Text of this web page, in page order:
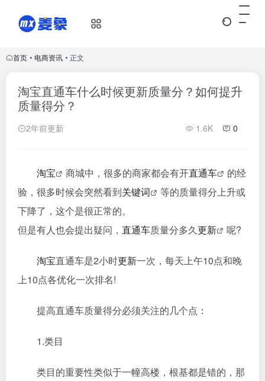
首页 • 电商资讯 • 正文
淘宝直通车什么时候更新质量分？如何提升
质量得分？
2年前更新 1.6K 0
淘宝 商城中，很多的商家都会有开直通车
的经
验，很多时候会突然看到关键词
等的质量得分上升或
下降了，这个是很正常的。
但是有人也会提出疑问， 直通车质量分多久更新 呢?
淘宝直通车是2小时更新一次，每天上午10点和晚
上10点各优化一次排名!
提高直通车质量得分必须关注的几个点：
1.类目
类目的重要性类似于一幢高楼，根基都是错的，那